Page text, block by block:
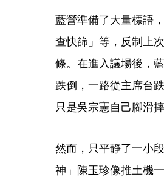
藍營準備了大量標語
查快篩」等，反制上
條。在進入議場後，
跌倒，一路從主席台
只是吳宗憲自己腳滑
然而，只平靜了一小
神」陳玉珍像推土機